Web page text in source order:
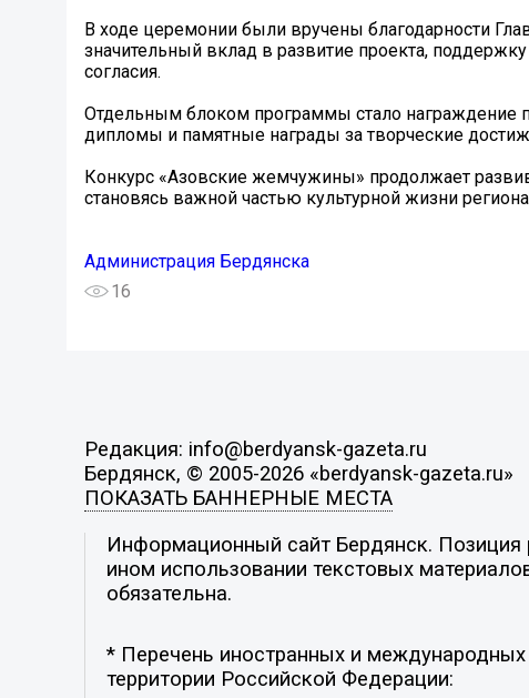
В ходе церемонии были вручены благодарности
значительный вклад в развитие проекта,
согласия.
Отдельным блоком программы стало награждение
дипломы и памятные награды за творческие
Конкурс «Азовские жемчужины» продолжает
становясь важной частью культурной жизни
Администрация Бердянска
16
Редакция: info@berdyansk-gazeta.ru
Бердянск, © 2005-2026 «berdyansk-gazeta.ru»
ПОКАЗАТЬ БАННЕРНЫЕ МЕСТА
Информационный сайт Бердянск. Позиция
ином использовании текстовых
обязательна.
* Перечень иностранных и международных
территории Российской Федерации: